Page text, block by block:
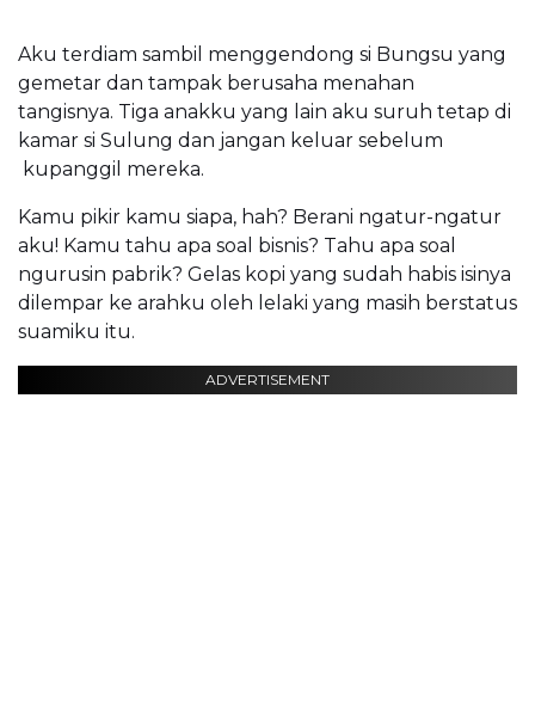
Aku terdiam sambil menggendong si Bungsu yang
gemetar dan tampak berusaha menahan
tangisnya. Tiga anakku yang lain aku suruh tetap di
kamar si Sulung dan jangan keluar sebelum
kupanggil mereka.
Kamu pikir kamu siapa, hah? Berani ngatur-ngatur
aku! Kamu tahu apa soal bisnis? Tahu apa soal
ngurusin pabrik? Gelas kopi yang sudah habis isinya
dilempar ke arahku oleh lelaki yang masih berstatus
suamiku itu.
ADVERTISEMENT